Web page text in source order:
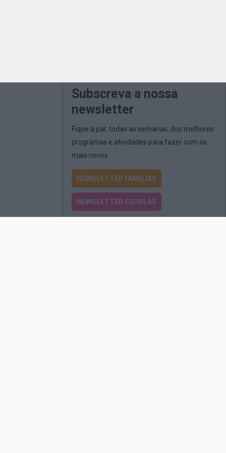
Subscreva a nossa
newsletter
Fique a par, todas as semanas, dos melhores
programas e atividades para fazer com os
mais novos
NEWSLETTER FAMÍLIAS
NEWSLETTER ESCOLAS